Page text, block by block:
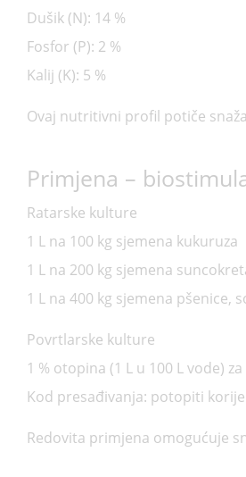
Dušik (N): 14 %
Fosfor (P): 2 %
Kalij (K): 5 %
Ovaj nutritivni profil potiče
Primjena –
Ratarske kulture
1 L na 100 kg sjemena kukuruza
1 L na 200 kg sjemena
1 L na 400 kg sjemena pšenice,
Povrtlarske kulture
1 % otopina (1 L u 100 L vode)
Kod presađivanja: potopiti
Redovita primjena omogućuje